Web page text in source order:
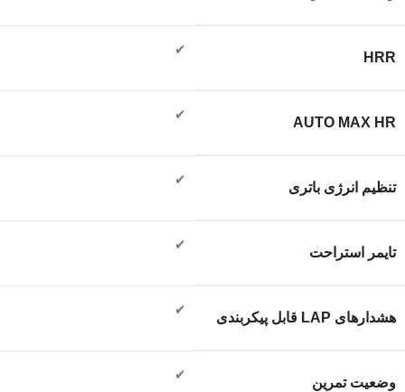
HRR
✔
AUTO MAX HR
✔
تنظیم انرژی باتری
✔
تایمر استراحت
✔
هشدارهای LAP قابل پیکربندی
✔
وضعیت تمرین
✔